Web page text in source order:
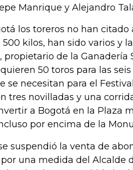
Manrique y Alejandro
los toreros no han citado
kilos, han sido varios y
propietario de la Ganadería
50 toros para las
se necesitan para el
tres novilladas y una
a Bogotá en la Plaza
por encima de la
suspendió la venta de
una medida del Alcalde